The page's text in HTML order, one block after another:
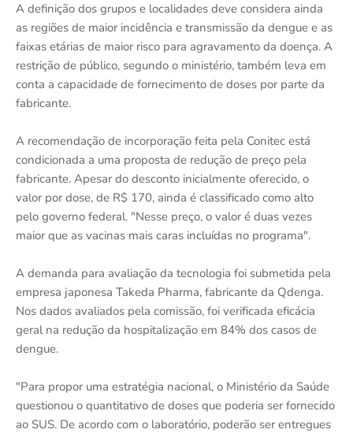
A definição dos grupos e localidades deve considera ainda
as regiões de maior incidência e transmissão da dengue e as
faixas etárias de maior risco para agravamento da doença. A
restrição de público, segundo o ministério, também leva em
conta a capacidade de fornecimento de doses por parte da
fabricante.
A recomendação de incorporação feita pela Conitec está
condicionada a uma proposta de redução de preço pela
fabricante. Apesar do desconto inicialmente oferecido, o
valor por dose, de R$ 170, ainda é classificado como alto
pelo governo federal. "Nesse preço, o valor é duas vezes
maior que as vacinas mais caras incluídas no programa".
A demanda para avaliação da tecnologia foi submetida pela
empresa japonesa Takeda Pharma, fabricante da Qdenga.
Nos dados avaliados pela comissão, foi verificada eficácia
geral na redução da hospitalização em 84% dos casos de
dengue.
"Para propor uma estratégia nacional, o Ministério da Saúde
questionou o quantitativo de doses que poderia ser fornecido
ao SUS. De acordo com o laboratório, poderão ser entregues